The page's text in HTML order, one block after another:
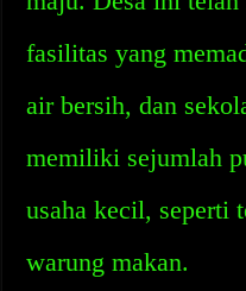
fasilitas yang
air bersih, dan
memiliki sejumlah
usaha kecil, seperti
warung makan.